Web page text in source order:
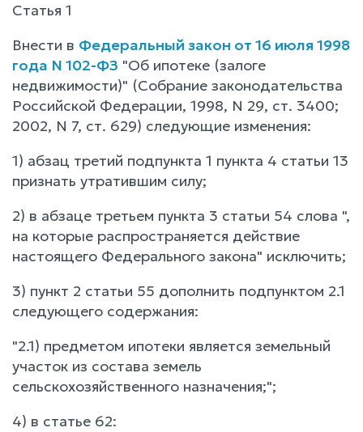
Статья 1
Внести в Федеральный закон от 16 июля 1998
года N 102-ФЗ "Об ипотеке (залоге
недвижимости)" (Собрание законодательства
Российской Федерации, 1998, N 29, ст. 3400;
2002, N 7, ст. 629) следующие изменения:
1) абзац третий подпункта 1 пункта 4 статьи 13
признать утратившим силу;
2) в абзаце третьем пункта 3 статьи 54 слова ",
на которые распространяется действие
настоящего Федерального закона" исключить;
3) пункт 2 статьи 55 дополнить подпунктом 2.1
следующего содержания:
"2.1) предметом ипотеки является земельный
участок из состава земель
сельскохозяйственного назначения;";
4) в статье 62: